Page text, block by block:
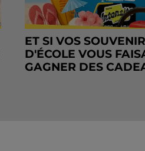
ET SI VOS
D'ÉCOLE VOUS
GAGNER DES